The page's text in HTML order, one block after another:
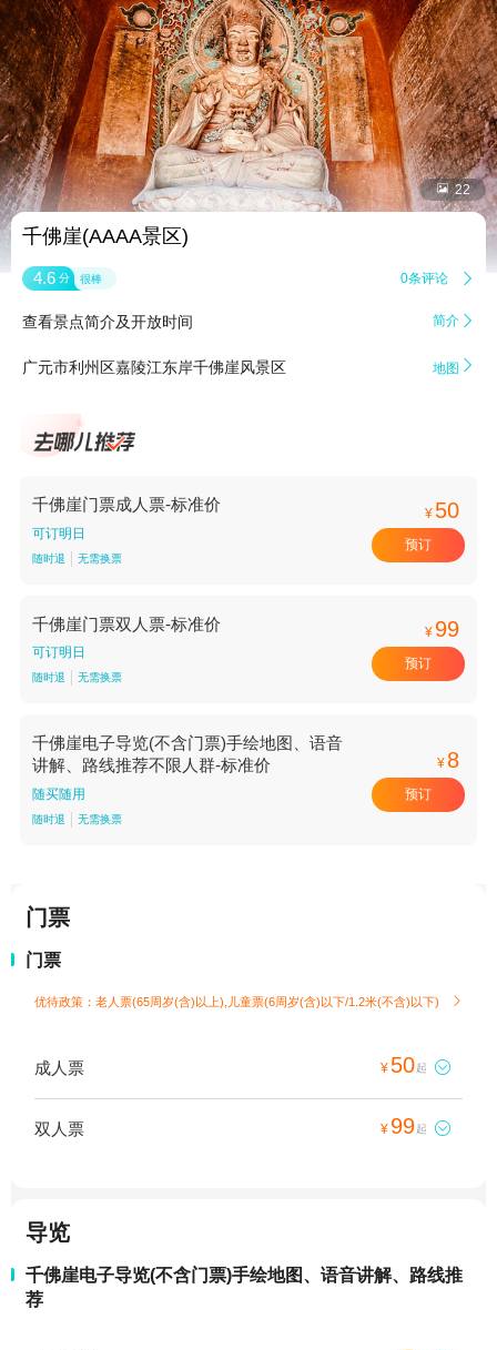
 22
千佛崖(AAAA景区)
4.6 分 很棒 0条评论 
查看景点简介及开放时间 简介 
广元市利州区嘉陵江东岸千佛崖风景区 地图 
千佛崖门票成人票-标准价
可订明日
随时退 无需换票
¥ 50
预订
千佛崖门票双人票-标准价
可订明日
随时退 无需换票
¥ 99
预订
千佛崖电子导览(不含门票)手绘地图、语音
讲解、路线推荐不限人群-标准价
随买随用
随时退 无需换票
¥ 8
预订
门票
门票
优待政策：老人票(65周岁(含)以上),儿童票(6周岁(含)以下/1.2米(不含)以下) 
成人票 ¥ 50起 
双人票 ¥ 99起 
导览
千佛崖电子导览(不含门票)手绘地图、语音讲解、路线推
荐
